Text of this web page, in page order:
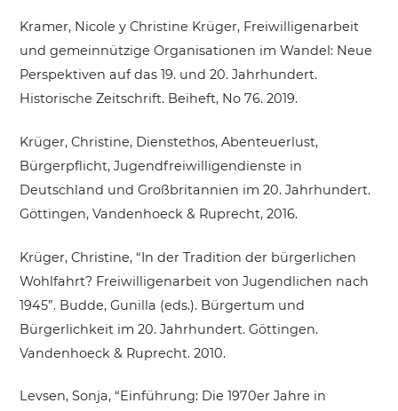
Kramer, Nicole y Christine Krüger, Freiwilligenarbeit
und gemeinnützige Organisationen im Wandel: Neue
Perspektiven auf das 19. und 20. Jahrhundert.
Historische Zeitschrift. Beiheft, No 76. 2019.
Krüger, Christine, Dienstethos, Abenteuerlust,
Bürgerpflicht, Jugendfreiwilligendienste in
Deutschland und Großbritannien im 20. Jahrhundert.
Göttingen, Vandenhoeck & Ruprecht, 2016.
Krüger, Christine, “In der Tradition der bürgerlichen
Wohlfahrt? Freiwilligenarbeit von Jugendlichen nach
1945”. Budde, Gunilla (eds.). Bürgertum und
Bürgerlichkeit im 20. Jahrhundert. Göttingen.
Vandenhoeck & Ruprecht. 2010.
Levsen, Sonja, “Einführung: Die 1970er Jahre in